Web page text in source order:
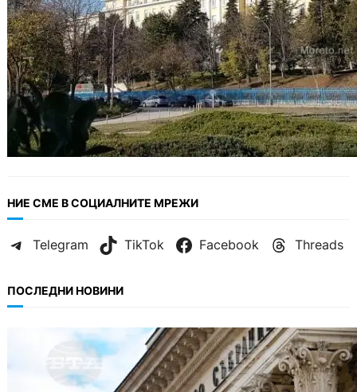
НИЕ СМЕ В СОЦИАЛНИТЕ МРЕЖИ
Telegram TikTok Facebook Threads
ПОСЛЕДНИ НОВИНИ
БЕЗ КАТЕГОРИЯ
Дрон се взриви край Кардам: България
търси отговори за произхода му.